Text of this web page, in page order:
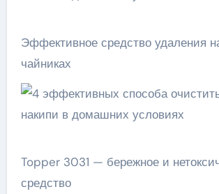
Эффективное средство удаления
чайниках
Topper 3031 — бережное и
средство